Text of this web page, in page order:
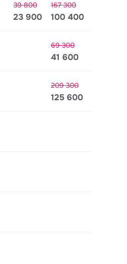
39 800
23 900
167 300
100 400
69 300
41 600
209 300
125 600